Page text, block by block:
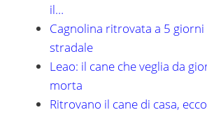
il…
Cagnolina ritrovata a 5
stradale
Leao: il cane che veglia da
morta
Ritrovano il cane di casa,